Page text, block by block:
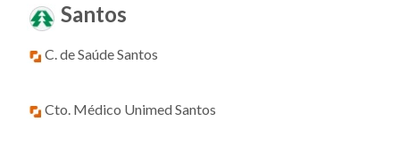
Santos
C. de Saúde Santos
Cto. Médico Unimed Santos